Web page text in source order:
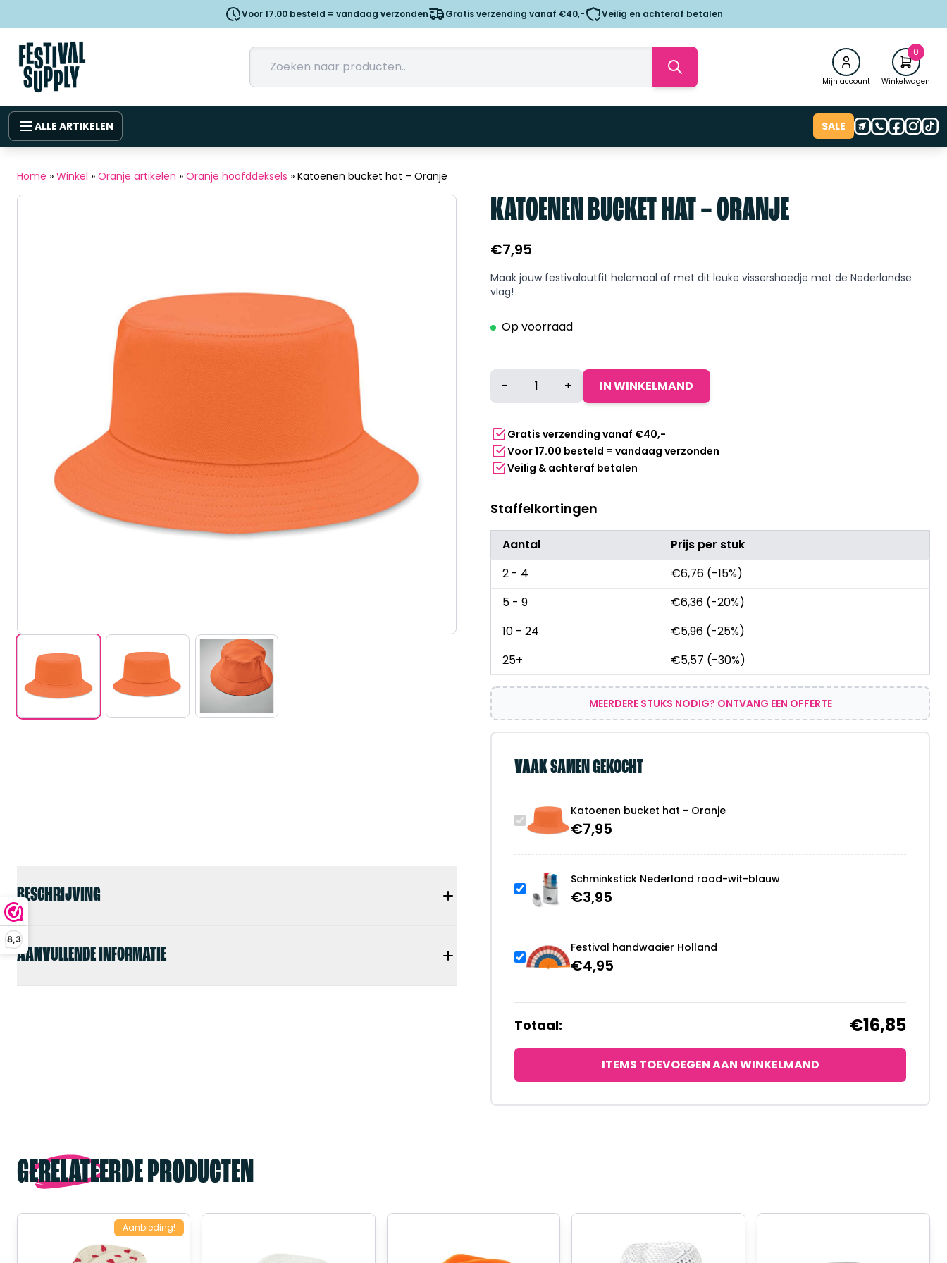
8,3
Voor 17.00 besteld = vandaag verzonden Gratis verzending vanaf €40,- Veilig en achteraf betalen
Mijn account
0
Winkelwagen
ALLE ARTIKELEN SALE
Home » Winkel » Oranje artikelen » Oranje hoofddeksels » Katoenen bucket hat – Oranje
BESCHRIJVING
AANVULLENDE INFORMATIE
KATOENEN BUCKET HAT – ORANJE
€7,95
Maak jouw festivaloutfit helemaal af met dit leuke vissershoedje met de Nederlandse
vlag!
Op voorraad
Katoenen
-
Oranje
aantal
- + IN WINKELMAND
Gratis verzending vanaf €40,-
Voor 17.00 besteld = vandaag verzonden
Veilig & achteraf betalen
Staffelkortingen
Aantal
Prijs per stuk
2 - 4
€6,76 (-15%)
5 - 9
€6,36 (-20%)
10 - 24
€5,96 (-25%)
25+
€5,57 (-30%)
MEERDERE STUKS NODIG? ONTVANG EEN OFFERTE
VAAK SAMEN GEKOCHT
Katoenen bucket hat - Oranje
€7,95
Schminkstick Nederland rood-wit-blauw
€3,95
Festival handwaaier Holland
€4,95
Totaal: €16,85
ITEMS TOEVOEGEN AAN WINKELMAND
GERELATEERDE PRODUCTEN
Aanbieding!